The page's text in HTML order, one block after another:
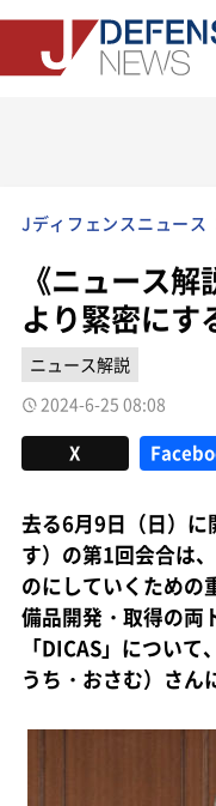
Jディフェンスニュース
《ニュース
より緊密にす
ニュース解説
2024-6-25 08:08
X
去る6月9日（日）に
す）の第1回会合は
のにしていくための
備品開発・取得の両
「DICAS」につい
うち・おさむ）さん